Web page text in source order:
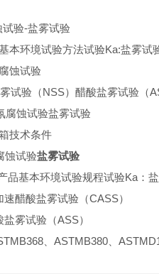
验-盐雾试验
本环境试验方法试验Ka:盐雾试
蚀试验
试验（NSS）醋酸盐雾试验
腐蚀试验盐雾试验
技术条件
蚀试验盐雾试验
品基本环境试验规程试验Ka：盐
醋酸盐雾试验（CASS）
雾试验（ASS）
、ASTMB380、